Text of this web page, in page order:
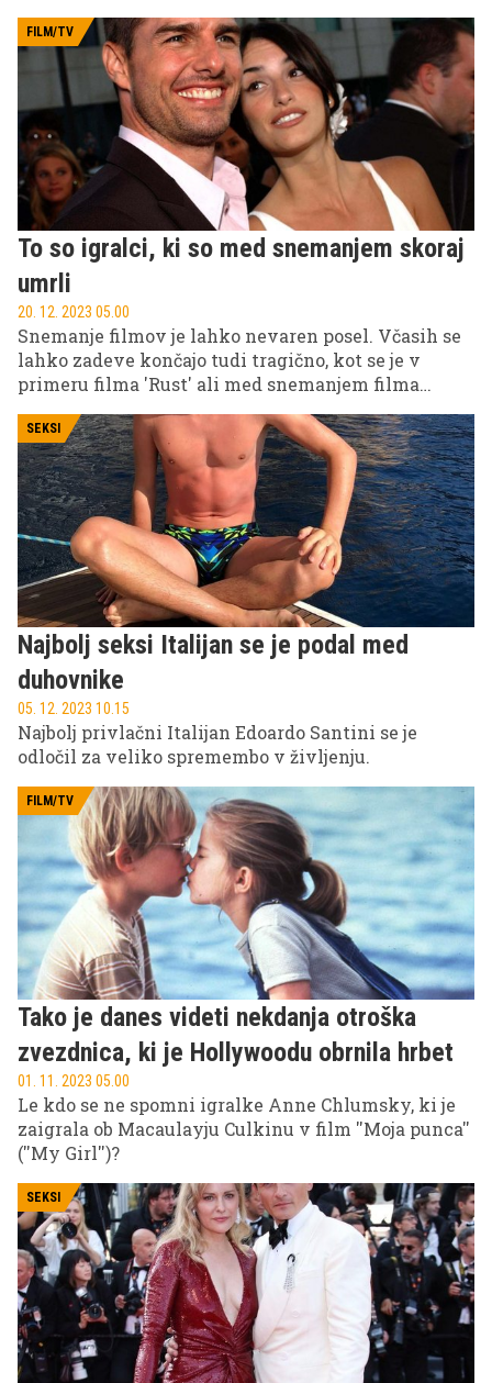
FILM/TV
To so igralci, ki so med snemanjem skoraj
umrli
20. 12. 2023 05.00
Snemanje filmov je lahko nevaren posel. Včasih se
lahko zadeve končajo tudi tragično, kot se je v
primeru filma 'Rust' ali med snemanjem filma
Nekateri so imeli več sreče in jih je smrt le oplazila.
SEKSI
Najbolj seksi Italijan se je podal med
duhovnike
05. 12. 2023 10.15
Najbolj privlačni Italijan Edoardo Santini se je
odločil za veliko spremembo v življenju.
FILM/TV
Tako je danes videti nekdanja otroška
zvezdnica, ki je Hollywoodu obrnila hrbet
01. 11. 2023 05.00
Le kdo se ne spomni igralke Anne Chlumsky, ki je
zaigrala ob Macaulayju Culkinu v film ''Moja punca''
(''My Girl'')?
SEKSI